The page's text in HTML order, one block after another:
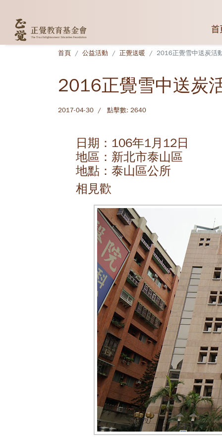
首
首頁 公益活動 正覺送暖 2016正覺雪中送炭活
2016正覺雪中送炭
2017-04-30 點擊數: 2640
日期：106年1月12日
地區：新北市泰山區
地點：泰山區公所
相見歡